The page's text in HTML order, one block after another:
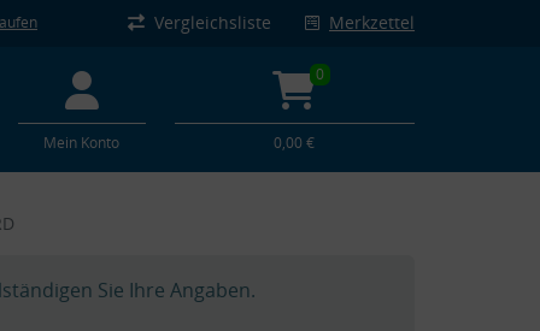
Vergleichsliste Merkzettel
Mein Konto
0
0,00 €
Sie Ihre Angaben.